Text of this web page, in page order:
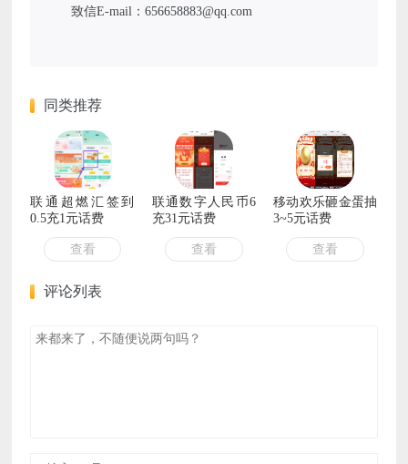
致信E-mail：656658883@qq.com
同类推荐
联通超燃汇签到
0.5充1元话费
查看
联通数字人民币6
充31元话费
查看
移动欢乐砸金蛋抽
3~5元话费
查看
评论列表